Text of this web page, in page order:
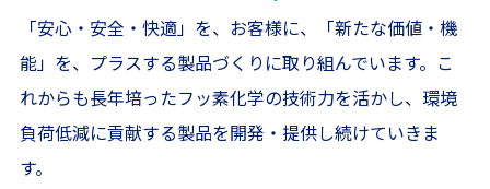
「安心・安全・快適」を、お客様に、「新たな価値・機
能」を、プラスする製品づくりに取り組んでいます。こ
れからも長年培ったフッ素化学の技術力を活かし、環境
負荷低減に貢献する製品を開発・提供し続けていきま
す。